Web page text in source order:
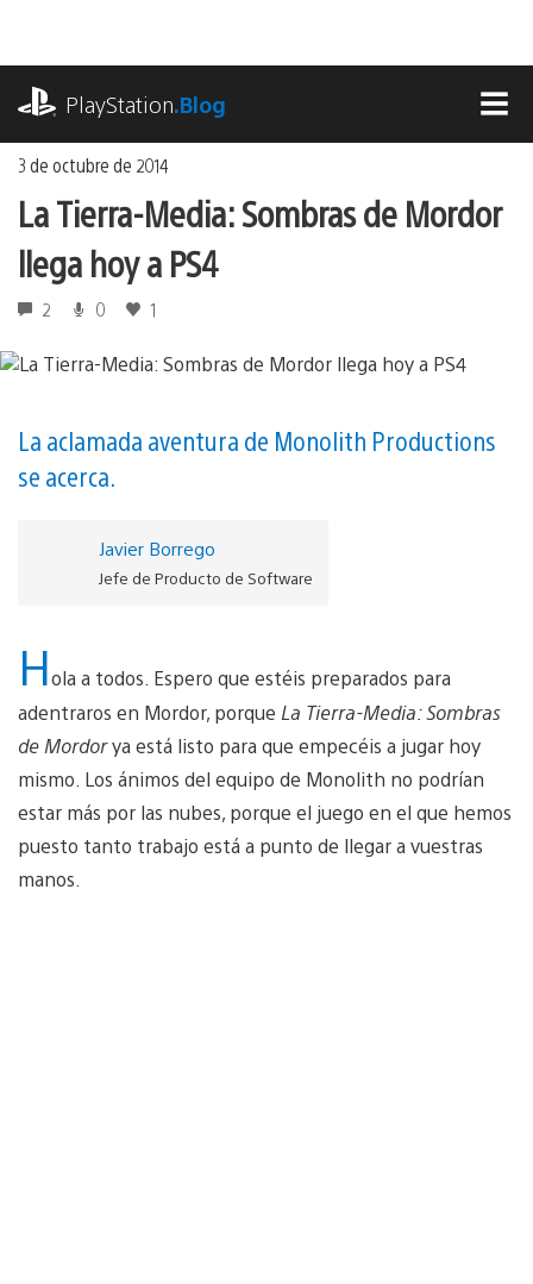
contenido
PlayStation.Blog
3 de octubre de 2014
La Tierra-Media: Sombras de Mordor
llega hoy a PS4
2 0 1
La aclamada aventura de Monolith Productions
se acerca.
Javier Borrego
Jefe de Producto de Software
Hola a todos. Espero que estéis preparados para
adentraros en Mordor, porque La Tierra-Media: Sombras
de Mordorya está listo para que empecéis a jugar hoy
mismo. Los ánimos del equipo de Monolith no podrían
estar más por las nubes, porque el juego en el que hemos
puesto tanto trabajo está a punto de llegar a vuestras
manos.